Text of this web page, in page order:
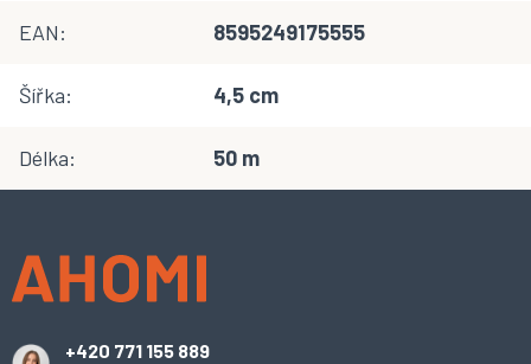
EAN: 8595249175555
Šířka: 4,5 cm
Délka: 50 m
+420 771 155 889